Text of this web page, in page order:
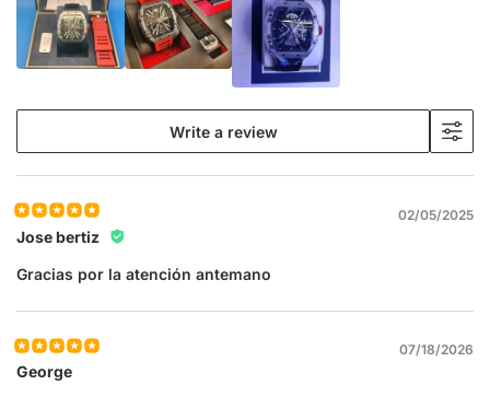
Write a review
02/05/2025
Jose bertiz
Gracias por la atención antemano
07/18/2026
George